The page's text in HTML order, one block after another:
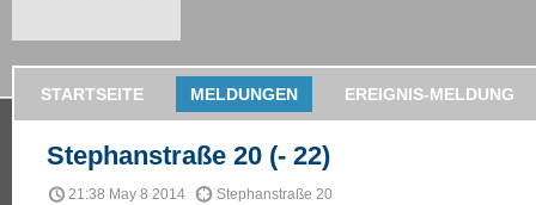
STARTSEITE MELDUNGEN EREIGNIS-MELDUNG
Stephanstraße 20 (- 22)
21:38 May 8 2014 Stephanstraße 20